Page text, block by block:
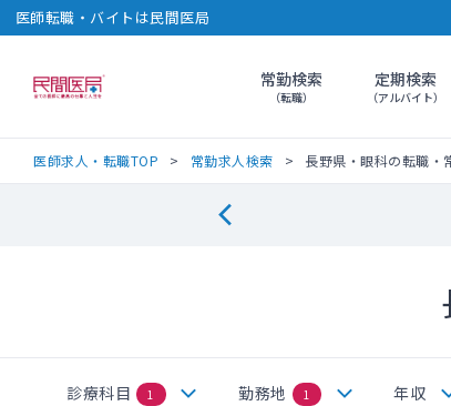
医師転職・バイトは民間医局
民間医局常勤検索
（転職）
定期検索
（アルバイト）
医師求人・転職TOP 常勤求人検索 長野県・眼科の転職・
診療科目 1 勤務地 1 年収